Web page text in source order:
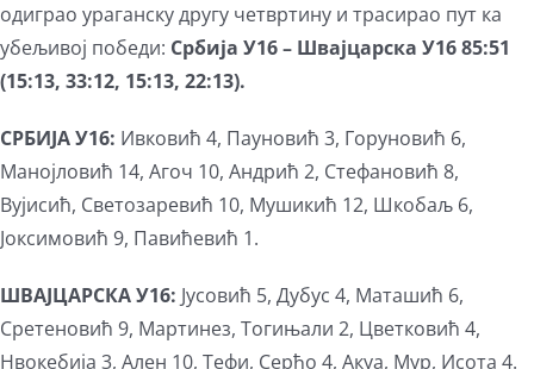
одиграо ураганску другу четвртину и трасирао пут ка
убељивој победи: Србија У16 – Швајцарска У1685:51
(15:13, 33:12, 15:13, 22:13).
СРБИЈА У16: Ивковић 4, Пауновић 3, Горуновић 6,
Манојловић 14, Агоч 10, Андрић 2, Стефановић 8,
Вујисић, Светозаревић 10, Мушикић 12, Шкобаљ 6,
Јоксимовић 9, Павићевић 1.
ШВАЈЦАРСКА У16: Јусовић 5, Дубус 4, Маташић 6,
Сретеновић 9, Мартинез, Тогињали 2, Цветковић 4,
Нвокебија 3, Ален 10, Тефи, Серђо 4, Акуа, Мур, Исота 4.